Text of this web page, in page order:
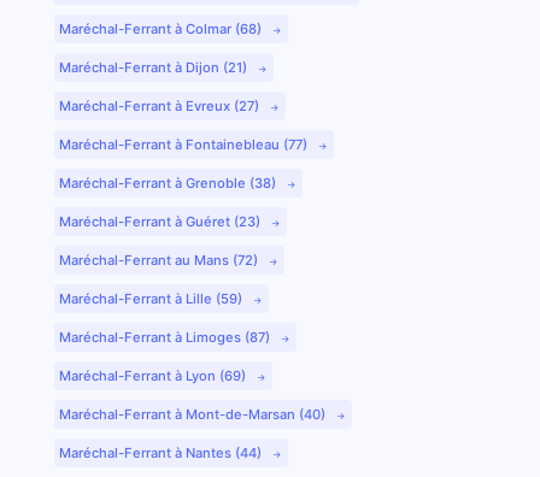
Maréchal-Ferrant à Colmar (68)
Maréchal-Ferrant à Dijon (21)
Maréchal-Ferrant à Evreux (27)
Maréchal-Ferrant à Fontainebleau (77)
Maréchal-Ferrant à Grenoble (38)
Maréchal-Ferrant à Guéret (23)
Maréchal-Ferrant au Mans (72)
Maréchal-Ferrant à Lille (59)
Maréchal-Ferrant à Limoges (87)
Maréchal-Ferrant à Lyon (69)
Maréchal-Ferrant à Mont-de-Marsan (40)
Maréchal-Ferrant à Nantes (44)